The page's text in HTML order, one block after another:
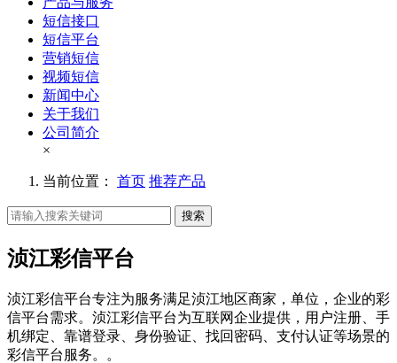
短信接口
短信平台
营销短信
视频短信
新闻中心
关于我们
公司简介
×
当前位置： 首页 推荐产品
搜索
浈江彩信平台
浈江彩信平台专注为服务满足浈江地区商家，单位，企业的彩
信平台需求。浈江彩信平台为互联网企业提供，用户注册、手
机绑定、靠谱登录、身份验证、找回密码、支付认证等场景的
彩信平台服务。。